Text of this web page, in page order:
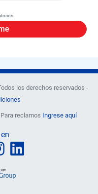
los derechos reservados -
reclamos Ingrese aquí